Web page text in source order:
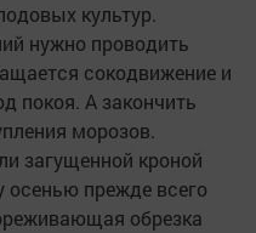
культур.
нужно проводить
сокодвижение и
покоя. А закончить
морозов.
загущенной кроной
осенью прежде всего
обрезка